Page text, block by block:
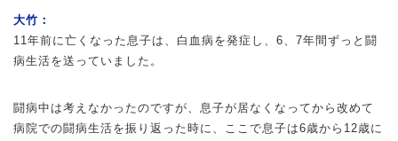
大竹：
11年前に亡くなった息子は、白血病を発症し、6、7年間ずっと闘
病生活を送っていました。
闘病中は考えなかったのですが、息子が居なくなってから改めて
病院での闘病生活を振り返った時に、ここで息子は6歳から12歳に